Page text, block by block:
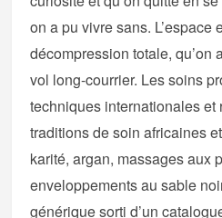
on a pu vivre sans. L’espace
décompression totale, qu’on
vol long-courrier. Les soins
techniques internationales et
traditions de soin africaines
karité, argan, massages aux
enveloppements au sable
générique sorti d’un